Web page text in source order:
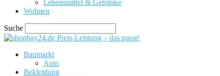
Lebensmittel & Getränke
Wohnen
Suche
Preis-Leistung – das passt!
Baumarkt
Auto
Bekleidung